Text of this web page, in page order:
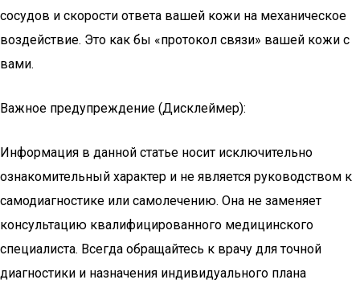
сосудов и скорости ответа вашей кожи на механическое
воздействие. Это как бы «протокол связи» вашей кожи с
вами.
Важное предупреждение (Дисклеймер):
Информация в данной статье носит исключительно
ознакомительный характер и не является руководством к
самодиагностике или самолечению. Она не заменяет
консультацию квалифицированного медицинского
специалиста. Всегда обращайтесь к врачу для точной
диагностики и назначения индивидуального плана